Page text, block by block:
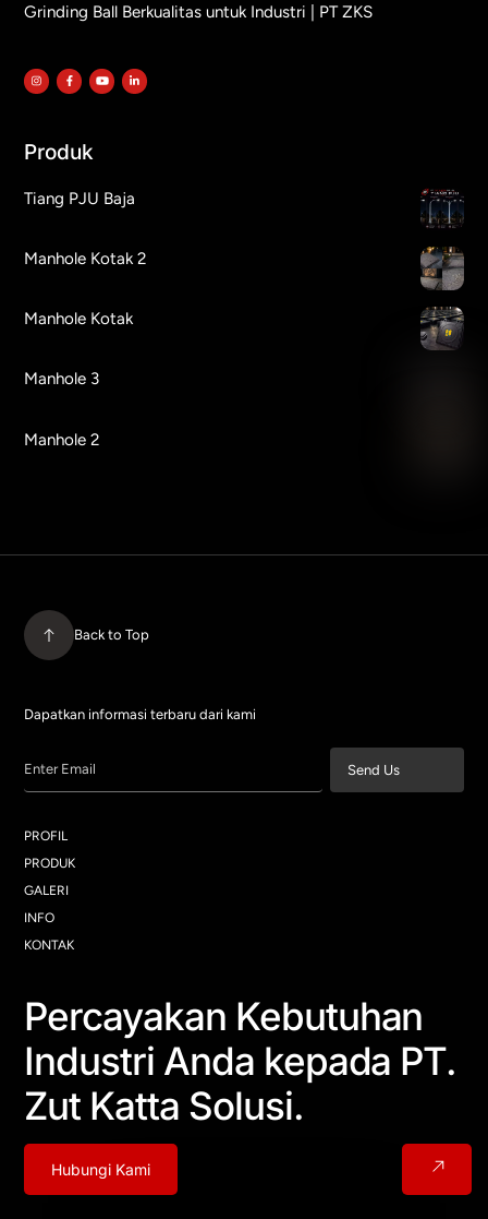
Grinding Ball Berkualitas untuk Industri | PT ZKS
Produk
Tiang PJU Baja
Manhole Kotak 2
Manhole Kotak
Manhole 3
Manhole 2
Back to Top
Dapatkan informasi terbaru dari kami
Enter Email Send Us
PROFIL
PRODUK
GALERI
INFO
KONTAK
Percayakan Kebutuhan
Industri Anda kepada PT.
Zut Katta Solusi.
Hubungi Kami